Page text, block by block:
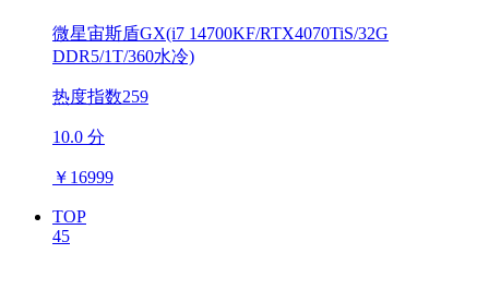
微星宙斯盾GX(i7 14700KF/RTX4070TiS/32G
DDR5/1T/360水冷)
热度指数259
10.0 分
￥ 16999
TOP
45